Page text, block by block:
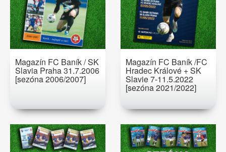
Magazín FC Baník / SK
Slavia Praha 31.7.2006
[sezóna 2006/2007]
Magazín FC Baník /FC
Hradec Králové + SK
Slavie 7-11.5.2022
[sezóna 2021/2022]